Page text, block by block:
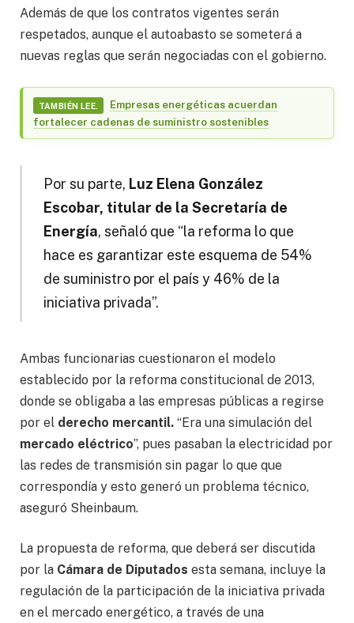
Además de que los contratos vigentes serán
respetados, aunque el autoabasto se someterá a
nuevas reglas que serán negociadas con el gobierno.
TAMBIÉN LEE.
Empresas energéticas acuerdan
fortalecer cadenas de suministro sostenibles
Por su parte, Luz Elena González
Escobar, titular de la Secretaría de
Energía, señaló que “la reforma lo que
hace es garantizar este esquema de 54%
de suministro por el país y 46% de la
iniciativa privada”.
Ambas funcionarias cuestionaron el modelo
establecido por la reforma constitucional de 2013,
donde se obligaba a las empresas públicas a regirse
por el derecho mercantil. “Era una simulación del
mercado eléctrico”, pues pasaban la electricidad por
las redes de transmisión sin pagar lo que que
correspondía y esto generó un problema técnico,
aseguró Sheinbaum.
La propuesta de reforma, que deberá ser discutida
por la Cámara de Diputados esta semana, incluye la
regulación de la participación de la iniciativa privada
en el mercado energético, a través de una